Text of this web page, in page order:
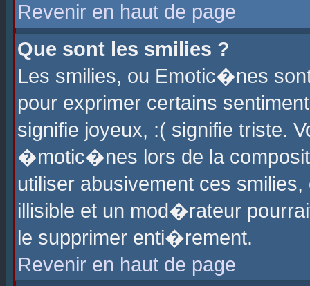
Revenir en haut de page
Que sont les smilies ?
Les smilies, ou Emotic�nes
pour exprimer certains
signifie joyeux, :( signifie triste.
�motic�nes lors de la
utiliser abusivement ces
illisible et un mod�rateur
le supprimer enti�rement.
Revenir en haut de page